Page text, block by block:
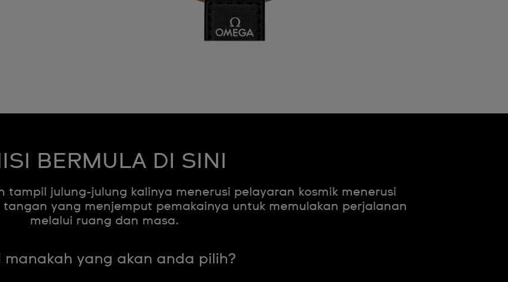
BERMULA DI SINI
tampil julung-julung kalinya menerusi pelayaran kosmik menerusi
yang menjemput pemakainya untuk memulakan perjalanan
melalui ruang dan masa.
manakah yang akan anda pilih?